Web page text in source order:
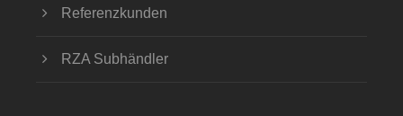
Referenzkunden
RZA Subhändler